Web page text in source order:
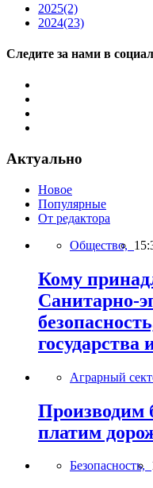
2025(2)
2024(23)
Следите за нами в
Актуально
Новое
Популярные
От редактора
Общество,
Кому
Санитарно-
государства
Аграрный
Производим
платим
Безопасность,